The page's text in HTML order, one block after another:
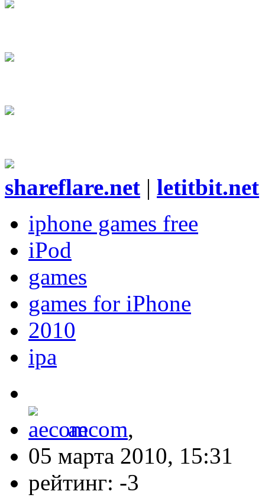
shareflare.net | letitbit.net
iphone games free
iPod
games
games for iPhone
2010
ipa
aecom,
05 марта 2010, 15:31
рейтинг: -3